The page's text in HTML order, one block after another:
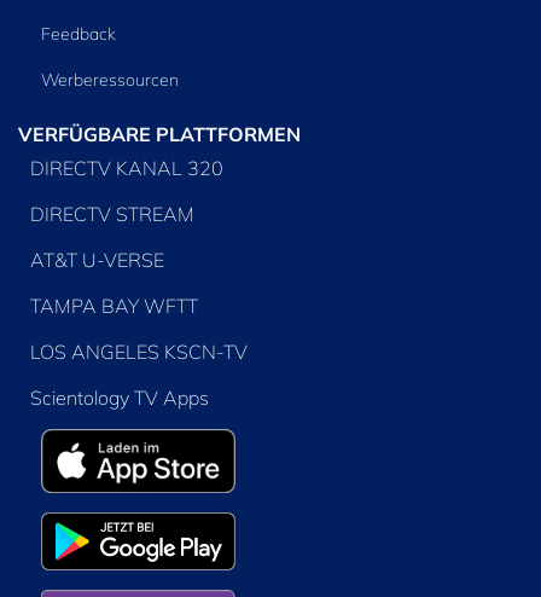
Feedback
Werberessourcen
VERFÜGBARE PLATTFORMEN
DIRECTV KANAL 320
DIRECTV STREAM
AT&T U-VERSE
TAMPA BAY WFTT
LOS ANGELES KSCN-TV
Scientology TV Apps